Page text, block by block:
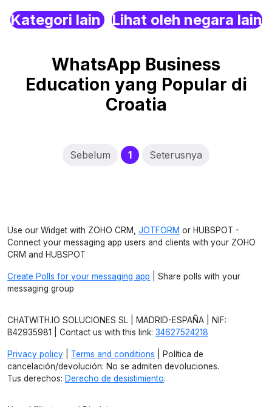
Kategori lain Lihat oleh negara lain
WhatsApp Business
Education yang Popular di
Croatia
Sebelum 1(current)
Seterusnya
Use our Widget with ZOHO CRM, JOTFORM or HUBSPOT -
Connect your messaging app users and clients with your ZOHO
CRM and HUBSPOT
Create Polls for your messaging app | Share polls with your
messaging group
CHATWITH.IO SOLUCIONES SL | MADRID-ESPAÑA | NIF:
B42935981 | Contact us with this link: 34627524218
Privacy policy Terms and conditions | Política de
cancelación/devolución: No se admiten devoluciones.
Tus derechos: Derecho de desistimiento.